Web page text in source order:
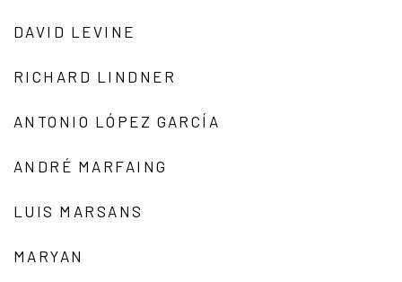
DAVID LEVINE
RICHARD LINDNER
ANTONIO LÓPEZ GARCÍA
ANDRÉ MARFAING
LUIS MARSANS
MARYAN